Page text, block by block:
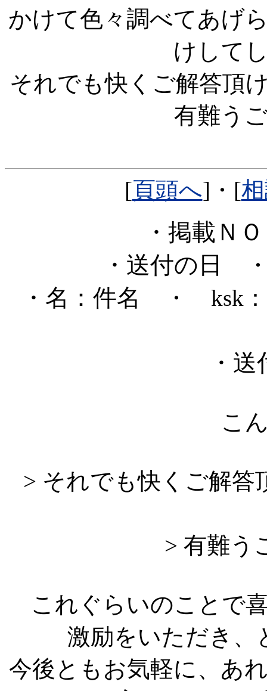
かけて色々調べてあげ
けして
それでも快くご解答頂
有難う
[頁頭へ]・[
・掲載Ｎ
・送付の日
・名：件名 ・ ksk
・
こ
> それでも快くご解答
> 有難う
これぐらいのことで
激励をいただき、
今後ともお気軽に、あ